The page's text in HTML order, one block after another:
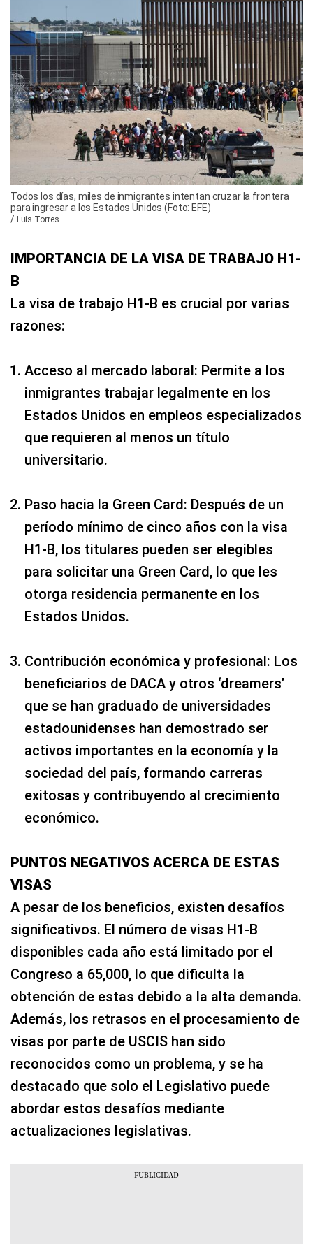
Todos los días, miles de inmigrantes intentan cruzar la frontera
para ingresar a los Estados Unidos (Foto: EFE)
/ Luis Torres
IMPORTANCIA DE LA VISA DE TRABAJO H1-
B
La visa de trabajo H1-B es crucial por varias
razones:
Acceso al mercado laboral: Permite a los
inmigrantes trabajar legalmente en los
Estados Unidos en empleos especializados
que requieren al menos un título
universitario.
Paso hacia la Green Card: Después de un
período mínimo de cinco años con la visa
H1-B, los titulares pueden ser elegibles
para solicitar una Green Card, lo que les
otorga residencia permanente en los
Estados Unidos.
Contribución económica y profesional: Los
beneficiarios de DACA y otros ‘dreamers’
que se han graduado de universidades
estadounidenses han demostrado ser
activos importantes en la economía y la
sociedad del país, formando carreras
exitosas y contribuyendo al crecimiento
económico.
PUNTOS NEGATIVOS ACERCA DE ESTAS
VISAS
A pesar de los beneficios, existen desafíos
significativos. El número de visas H1-B
disponibles cada año está limitado por el
Congreso a 65,000, lo que dificulta la
obtención de estas debido a la alta demanda.
Además, los retrasos en el procesamiento de
visas por parte de USCIS han sido
reconocidos como un problema, y se ha
destacado que solo el Legislativo puede
abordar estos desafíos mediante
actualizaciones legislativas.